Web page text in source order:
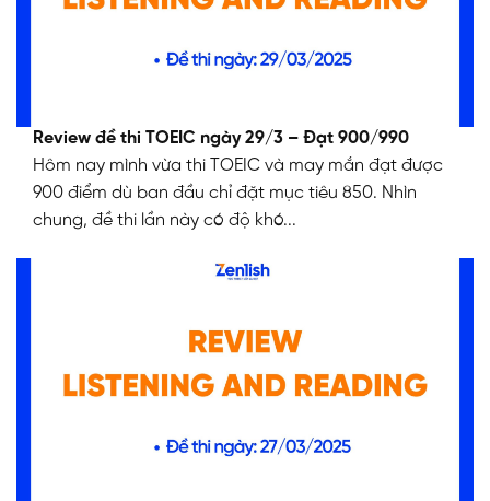
Review đề thi TOEIC ngày 29/3 – Đạt 900/990
Hôm nay mình vừa thi TOEIC và may mắn đạt được
900 điểm dù ban đầu chỉ đặt mục tiêu 850. Nhìn
chung, đề thi lần này có độ khó...